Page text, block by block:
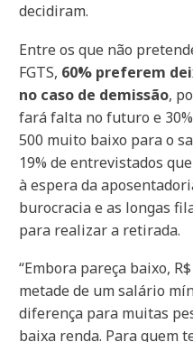
decidiram.
Entre os que não
FGTS, 60% preferem
no caso de demissão,
fará falta no futuro e
500 muito baixo para o
19% de entrevistados
à espera da
burocracia e as longas
para realizar a retirada.
“Embora pareça baixo,
metade de um salário
diferença para muitas
baixa renda. Para quem